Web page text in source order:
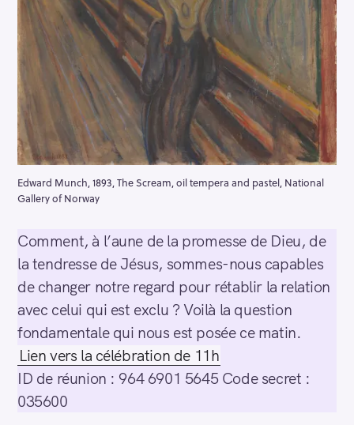
Edward Munch, 1893, The Scream, oil tempera and pastel, National
Gallery of Norway
Comment, à l’aune de la promesse de Dieu, de
la tendresse de Jésus, sommes-nous capables
de changer notre regard pour rétablir la relation
avec celui qui est exclu ? Voilà la question
fondamentale qui nous est posée ce matin.
Lien vers la célébration de 11h
ID de réunion : 964 6901 5645 Code secret :
035600